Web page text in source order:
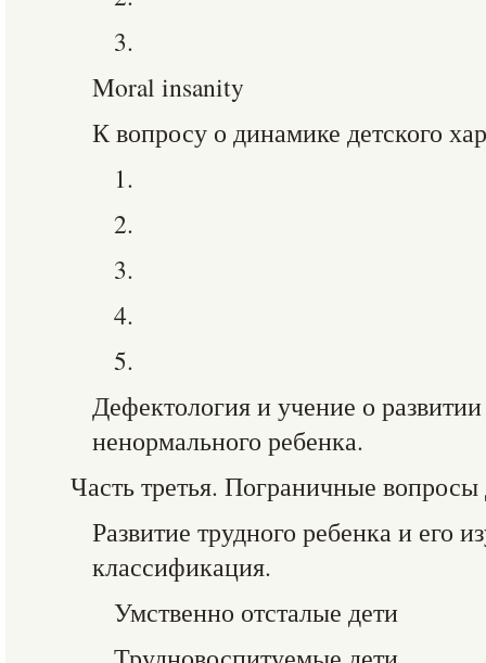
3.
Moral insanity
К вопросу о динамике детского
1.
2.
3.
4.
5.
Дефектология и учение о
ненормального ребенка.
Часть третья. Пограничные
Развитие трудного ребенка и его
классификация.
Умственно отсталые дети